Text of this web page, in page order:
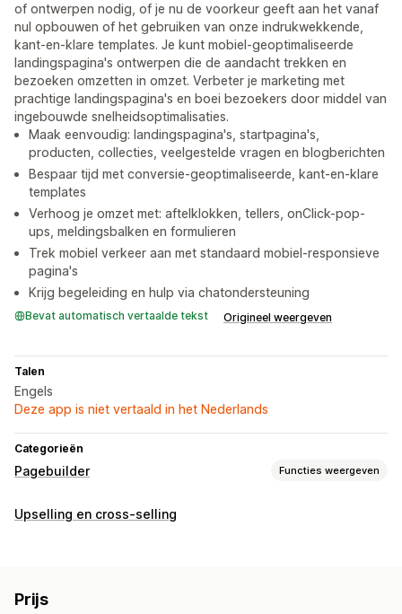
of ontwerpen nodig, of je nu de voorkeur geeft aan het vanaf
nul opbouwen of het gebruiken van onze indrukwekkende,
kant-en-klare templates. Je kunt mobiel-geoptimaliseerde
landingspagina's ontwerpen die de aandacht trekken en
bezoeken omzetten in omzet. Verbeter je marketing met
prachtige landingspagina's en boei bezoekers door middel van
ingebouwde snelheidsoptimalisaties.
Maak eenvoudig: landingspagina's, startpagina's,
producten, collecties, veelgestelde vragen en blogberichten
Bespaar tijd met conversie-geoptimaliseerde, kant-en-klare
templates
Verhoog je omzet met: aftelklokken, tellers, onClick-pop-
ups, meldingsbalken en formulieren
Trek mobiel verkeer aan met standaard mobiel-responsieve
pagina's
Krijg begeleiding en hulp via chatondersteuning
Bevat automatisch vertaalde tekst Origineel weergeven
Talen
Engels
Deze app is niet vertaald in het Nederlands
Categorieën
Pagebuilder Functies weergeven
Soorten pagina's
Pop-ups
Upselling en cross-selling
Prijs